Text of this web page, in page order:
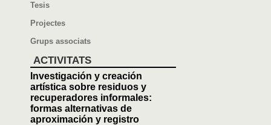
Tesis
Projectes
Grups associats
ACTIVITATS
Investigación y creación
artística sobre residuos y
recuperadores informales:
formas alternativas de
aproximación y registro